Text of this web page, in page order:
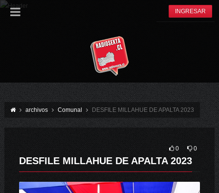
INGRESAR
archivos Comunal DESFILE MILLAHUE DE APALTA 2023
0 0
DESFILE MILLAHUE DE APALTA 2023